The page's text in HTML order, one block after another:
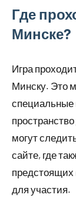
Где
Минске?
Игра
Минску. Это
специальные
могут
сайте, где
предстоящих
для участия.